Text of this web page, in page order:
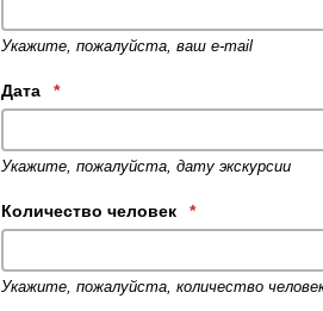
Укажите, пожалуйста, ваш e-mail
Дата *
Укажите, пожалуйста, дату экскурсии
Количество человек *
Укажите, пожалуйста, количество